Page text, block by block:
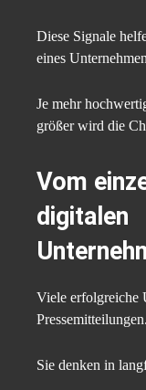
Diese Signale
eines
Je mehr
größer wird die
Vom
digitalen
Viele erfolgreiche
Pressemitteilungen.
Sie denken in